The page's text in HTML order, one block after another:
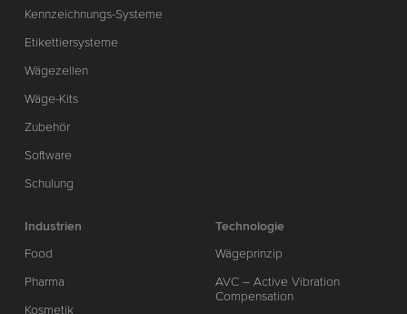
Kennzeichnungs-Systeme
Etikettiersysteme
Wägezellen
Wäge-Kits
Zubehör
Software
Schulung
Industrien
Food
Pharma
Kosmetik
Technologie
Wägeprinzip
AVC – Active Vibration
Compensation